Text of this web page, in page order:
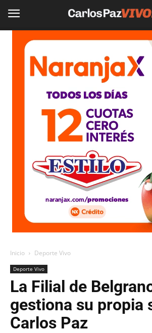
Inicio Deporte Vivo
Deporte Vivo
La Filial de
gestiona su propia
Carlos Paz